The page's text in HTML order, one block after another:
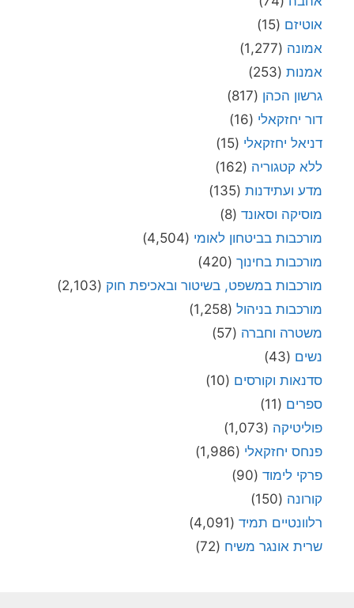
אוטיזם (15)
אמונה (1,277)
אמנות (253)
גרשון הכהן (817)
דור יחזקאלי (16)
דניאל יחזקאלי (15)
ללא קטגוריה (162)
מדע ועתידנות (135)
מוסיקה וסאונד (8)
מורכבות בביטחון לאומי (4,504)
מורכבות בחינוך (420)
מורכבות במשפט, בשיטור ובאכיפת חוק (2,103)
מורכבות בניהול (1,258)
משטרה וחברה (57)
נשים (43)
סדנאות וקורסים (10)
ספרים (11)
פוליטיקה (1,073)
פנחס יחזקאלי (1,986)
פרקי לימוד (90)
קורונה (150)
רלוונטיים תמיד (4,091)
שרית אונגר משיח (72)